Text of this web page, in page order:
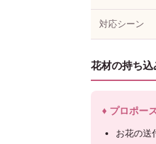
対応シーン
花材の持ち込
♦ プロポー
お花の送